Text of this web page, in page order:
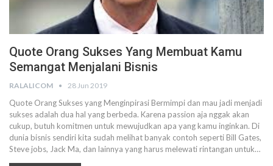
Quote Orang Sukses Yang Membuat Kamu
Semangat Menjalani Bisnis
RALALICOM 28 Jun 2019
Quote Orang Sukses yang Menginpirasi Bermimpi dan mau jadi menjadi
sukses adalah dua hal yang berbeda. Karena passion aja nggak akan
cukup, butuh komitmen untuk mewujudkan apa yang kamu inginkan. Di
dunia bisnis sendiri kita sudah melihat banyak contoh seperti Bill Gates,
Steve jobs, Jack Ma, dan lainnya yang harus melewati rintangan untuk…